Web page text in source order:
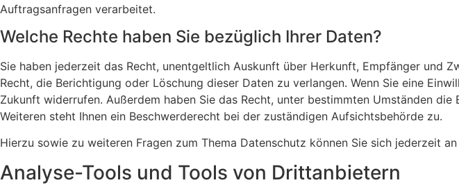
Auftragsanfragen verarbeitet.
Welche Rechte haben Sie bezüglich Ihrer Daten?
Sie haben jederzeit das Recht, unentgeltlich Auskunft über Herkunft, Empfänger und
Recht, die Berichtigung oder Löschung dieser Daten zu verlangen. Wenn Sie eine
Zukunft widerrufen. Außerdem haben Sie das Recht, unter bestimmten Umständen
Weiteren steht Ihnen ein Beschwerderecht bei der zuständigen Aufsichtsbehörde zu.
Hierzu sowie zu weiteren Fragen zum Thema Datenschutz können Sie sich jederzeit
Analyse-Tools und Tools von Dritt­anbietern